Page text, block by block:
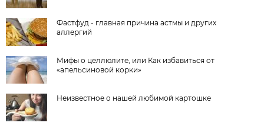
Фаст­фуд - главная причина астмы и других
аллергий
Мифы о целлюлите, или Как избавиться от
«апельсиновой корки»
Неизвестное о нашей любимой картошке